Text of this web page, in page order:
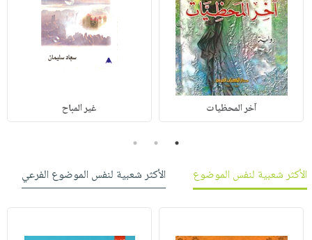
آخر المحظيات غير المباح
1
2
3
الأكثر شعبية لنفس الموضوع
الأكثر شعبية لنفس الموضوع الفرعي